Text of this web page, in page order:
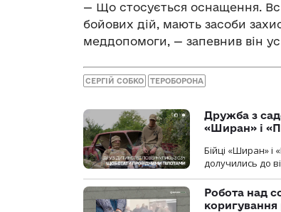
— Що стосується оснащення. Всі
бойових дій, мають засоби
меддопомоги, — запевнив він
СЕРГІЙ СОБКО ТЕРОБОРОНА
Дружба з
«Ширан» і
Бійці «Ширан» і
долучились до
Робота над
коригування